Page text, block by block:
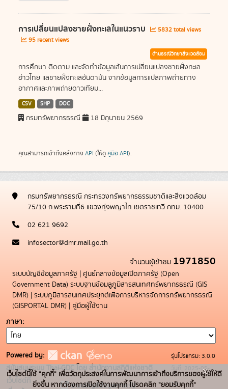
การเปลี่ยนแปลงชายฝั่งทะเลในแนวราบ
5832 total views
95 recent views
ด้านธรณีวิทยาสิ่งแวดล้อม
การศึกษา ติดตาม และจัดทำข้อมูลเส้นการเปลี่ยนแปลงชายฝั่งทะเล
อ่าวไทย แลชายฝั่งทะเลอันดามัน จากข้อมูลการแปลภาพถ่ายทาง
อากาศและภาพถ่ายดาวเทียม...
CSV SHP DOC
กรมทรัพยากรธรณี 18 มิถุนายน 2569
คุณสามารถเข้าถึงคลังทาง API (ให้ดู คู่มือ API).
กรมทรัพยากรธรณี กระทรวงทรัพยากรธรรมชาติและสิ่งแวดล้อม
75/10 ถ.พระรามที่6 แขวงทุ่งพญาไท เขตราชเทวี กทม. 10400
02 621 9692
infosector@dmr.mail.go.th
จำนวนผู้เข้าชม 1971850
ระบบบัญชีข้อมูลภาครัฐ | ศูนย์กลางข้อมูลเปิดภาครัฐ (Open
Government Data) ระบบฐานข้อมลูภูมิสารสนเทศทรัพยากรธรณี (GIS
DMR) | ระบบภูมิสารสนเทศประยุกต์เพื่อการบริหารจัดการทรัพยากรธรณี
(GISPORTAL DMR) | คู่มือผู้ใช้งาน
ภาษา
Powered by:
สนับสนุนระบบ Thai-GDC โดย สำนักงานสถิติแห่งชาติ
เว็บไซต์ที่
ระบบบัญชีข้อมูลภาครัฐ
รุ่นโปรแกรม: 3.0.0
วันที่: 2025-05-
19
เว็บไซต์นี้ใช้ "คุกกี้" เพื่อวัตถุประสงค์ในการพัฒนาการเข้าถึงบริการของผู้ใช้ให้ดี
ยิ่งขึ้น หากต้องการเปิดใช้งานคุกกี้ โปรดคลิก "ยอมรับคุกกี้"
x